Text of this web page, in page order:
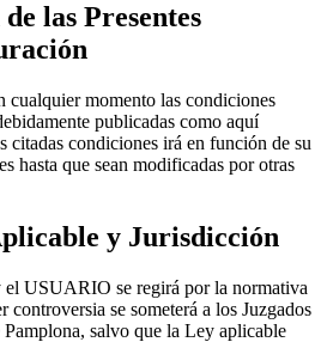
las Presentes
momento las condiciones
publicadas como aquí
citadas condiciones irá en función de su
hasta que sean modificadas por otras
y Jurisdicción
USUARIO se regirá por la normativa
controversia se someterá a los Juzgados
salvo que la Ley aplicable